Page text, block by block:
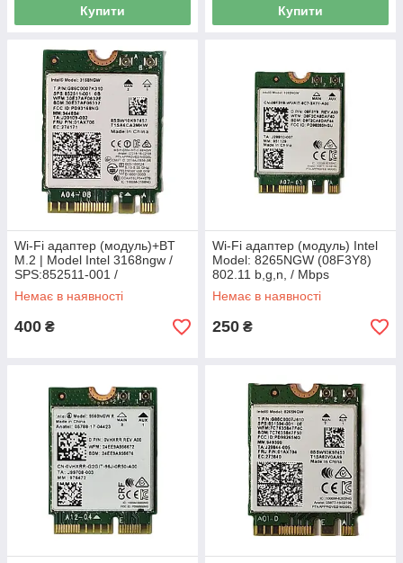
Купити Купити
Wi-Fi адаптер (модуль)+BT
M.2 | Model Intel 3168ngw /
SPS:852511-001 /
P/N: G86C0007K310 | Б/В
Немає в наявності
400 ₴
Wi-Fi адаптер (модуль) Intel
Model: 8265NGW (08F3Y8)
802.11 b,g,n, / Mbps
2,4GHz/5GHz | Б/В
Немає в наявності
250 ₴